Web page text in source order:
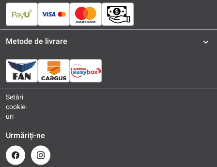
Metode de livrare
Setări
cookie-
uri
Urmăriți-ne